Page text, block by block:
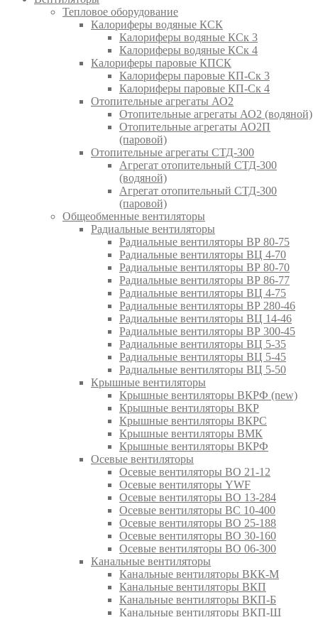
Тепловое оборудование
Калориферы водяные КСК
Калориферы водяные КСк 3
Калориферы водяные КСк 4
Калориферы паровые КПСК
Калориферы паровые КП-Ск 3
Калориферы паровые КП-Ск 4
Отопительные агрегаты АО2
Отопительные агрегаты АО2 (водяной)
Отопительные агрегаты АО2П
(паровой)
Отопительные агрегаты СТД-300
Агрегат отопительный СТД-300
(водяной)
Агрегат отопительный СТД-300
(паровой)
Общеобменные вентиляторы
Радиальные вентиляторы
Радиальные вентиляторы ВР 80-75
Радиальные вентиляторы ВЦ 4-70
Радиальные вентиляторы ВР 80-70
Радиальные вентиляторы ВР 86-77
Радиальные вентиляторы ВЦ 4-75
Радиальные вентиляторы ВР 280-46
Радиальные вентиляторы ВЦ 14-46
Радиальные вентиляторы ВР 300-45
Радиальные вентиляторы ВЦ 5-35
Радиальные вентиляторы ВЦ 5-45
Радиальные вентиляторы ВЦ 5-50
Крышные вентиляторы
Крышные вентиляторы ВКРФ (new)
Крышные вентиляторы ВКР
Крышные вентиляторы ВКРС
Крышные вентиляторы ВМК
Крышные вентиляторы ВКРФ
Осевые вентиляторы
Осевые вентиляторы ВО 21-12
Осевые вентиляторы YWF
Осевые вентиляторы ВО 13-284
Осевые вентиляторы ВС 10-400
Осевые вентиляторы ВО 25-188
Осевые вентиляторы ВО 30-160
Осевые вентиляторы ВО 06-300
Канальные вентиляторы
Канальные вентиляторы ВКК-М
Канальные вентиляторы ВКП
Канальные вентиляторы ВКП-Б
Канальные вентиляторы ВКП-Ш